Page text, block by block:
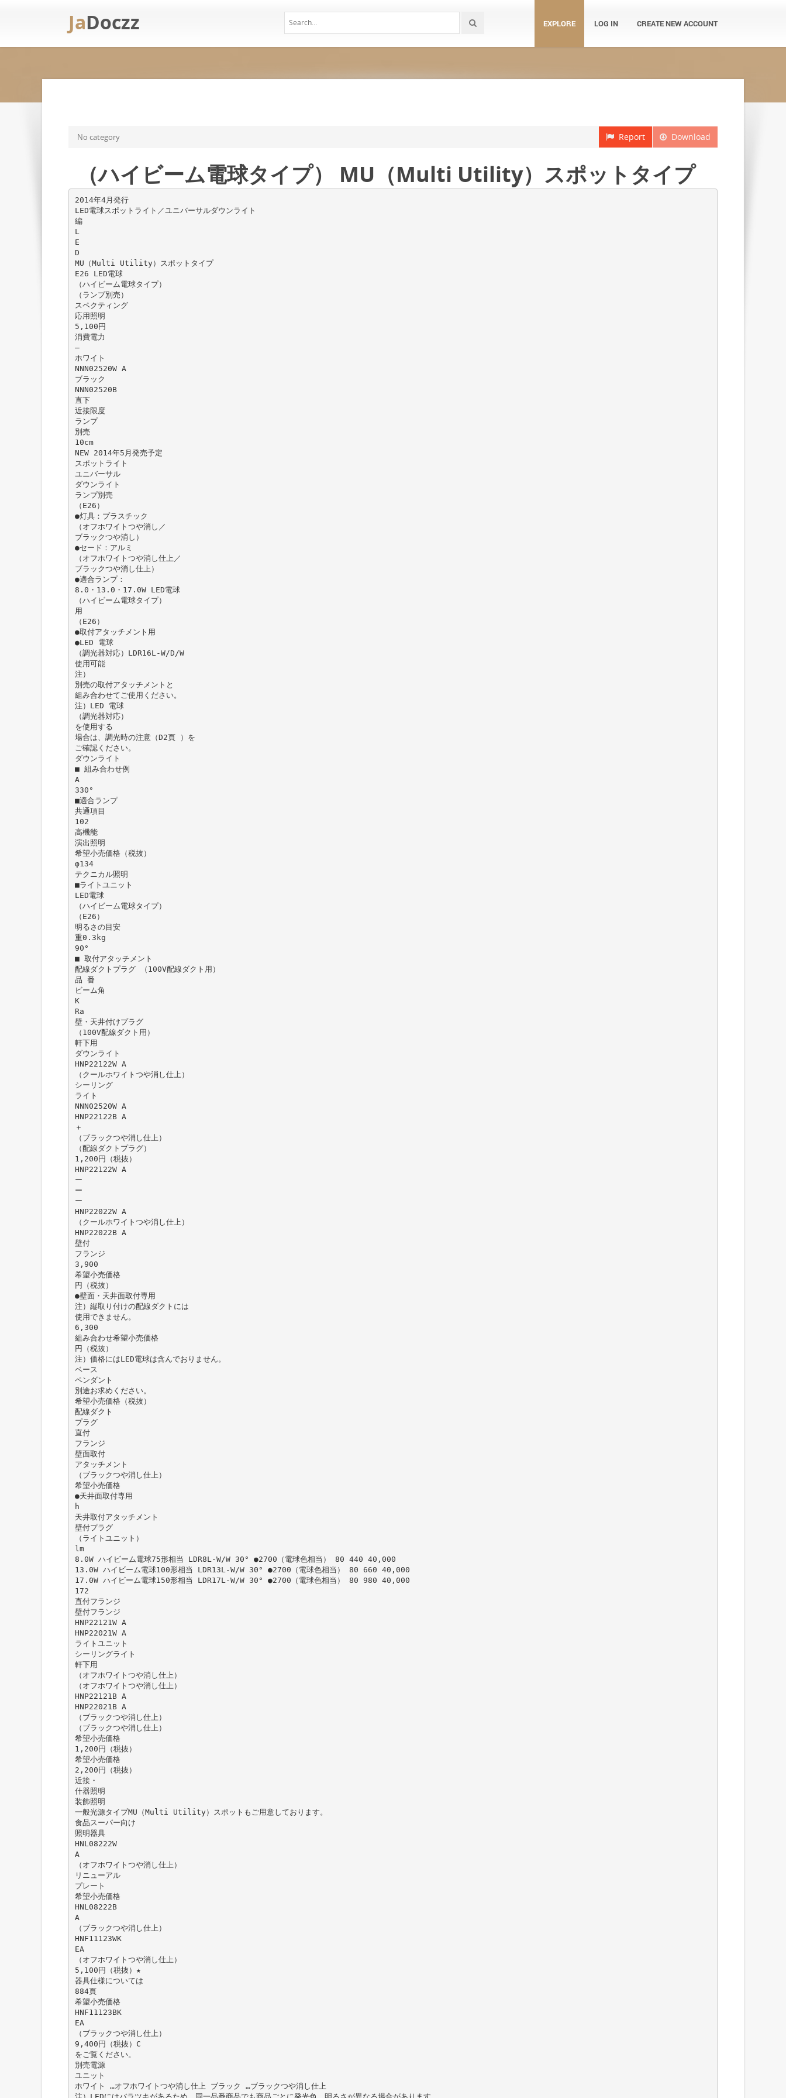
JaDoczz EXPLORE LOG IN CREATE NEW ACCOUNT
Download
Report
No category
（ハイビーム電球タイプ） MU（Multi Utility）スポットタイプ
2014年4月発行
LED電球スポットライト／ユニバーサルダウンライト
編
L
E
D
MU（Multi Utility）スポットタイプ
E26 LED電球
（ハイビーム電球タイプ）
（ランプ別売）
スペクティング
応用照明
5,100円
消費電力
̶
ホワイト
NNN02520W A
ブラック
NNN02520B
直下
近接限度
ランプ
別売
10cm
NEW 2014年5月発売予定
スポットライト
ユニバーサル
ダウンライト
ランプ別売
（E26）
●灯具：プラスチック
（オフホワイトつや消し／
ブラックつや消し）
●セード：アルミ
（オフホワイトつや消し仕上／
ブラックつや消し仕上）
●適合ランプ：
8.0・13.0・17.0W LED電球
（ハイビーム電球タイプ）
用
（E26）
●取付アタッチメント用
●LED 電球
（調光器対応）LDR16L-W/D/W
使用可能
注）
別売の取付アタッチメントと
組み合わせてご使用ください。
注）LED 電球
（調光器対応）
を使用する
場合は、調光時の注意（D2頁 ）を
ご確認ください。
ダウンライト
■ 組み合わせ例
A
330°
■適合ランプ
共通項目
102
高機能
演出照明
希望小売価格（税抜）
φ134
テクニカル照明
■ライトユニット
LED電球
（ハイビーム電球タイプ）
（E26）
明るさの目安
重0.3kg
90°
■ 取付アタッチメント
配線ダクトプラグ （100V配線ダクト用）
品 番
ビーム角
K
Ra
壁・天井付けプラグ
（100V配線ダクト用）
軒下用
ダウンライト
HNP22122W A
（クールホワイトつや消し仕上）
シーリング
ライト
NNN02520W A
HNP22122B A
＋
（ブラックつや消し仕上）
（配線ダクトプラグ）
1,200円（税抜）
HNP22122W A
ー
ー
ー
HNP22022W A
（クールホワイトつや消し仕上）
HNP22022B A
壁付
フランジ
3,900
希望小売価格
円（税抜）
●壁面・天井面取付専用
注）縦取り付けの配線ダクトには
使用できません。
6,300
組み合わせ希望小売価格
円（税抜）
注）価格にはLED電球は含んでおりません。
ベース
ペンダント
別途お求めください。
希望小売価格（税抜）
配線ダクト
プラグ
直付
フランジ
壁面取付
アタッチメント
（ブラックつや消し仕上）
希望小売価格
●天井面取付専用
h
天井取付アタッチメント
壁付プラグ
（ライトユニット）
lm
8.0W ハイビーム電球75形相当 LDR8L-W/W 30° ●2700（電球色相当） 80 440 40,000
13.0W ハイビーム電球100形相当 LDR13L-W/W 30° ●2700（電球色相当） 80 660 40,000
17.0W ハイビーム電球150形相当 LDR17L-W/W 30° ●2700（電球色相当） 80 980 40,000
172
直付フランジ
壁付フランジ
HNP22121W A
HNP22021W A
ライトユニット
シーリングライト
軒下用
（オフホワイトつや消し仕上）
（オフホワイトつや消し仕上）
HNP22121B A
HNP22021B A
（ブラックつや消し仕上）
（ブラックつや消し仕上）
希望小売価格
1,200円（税抜）
希望小売価格
2,200円（税抜）
近接・
什器照明
装飾照明
一般光源タイプMU（Multi Utility）スポットもご用意しております。
食品スーパー向け
照明器具
HNL08222W
A
（オフホワイトつや消し仕上）
リニューアル
プレート
希望小売価格
HNL08222B
A
（ブラックつや消し仕上）
HNF11123WK
EA
（オフホワイトつや消し仕上）
5,100円（税抜）★
器具仕様については
884頁
希望小売価格
HNF11123BK
EA
（ブラックつや消し仕上）
9,400円（税抜）C
をご覧ください。
別売電源
ユニット
ホワイト …オフホワイトつや消し仕上 ブラック …ブラックつや消し仕上
注）LEDにはバラツキがあるため、同一品番商品でも商品ごとに発光色、明るさが異なる場合があります。